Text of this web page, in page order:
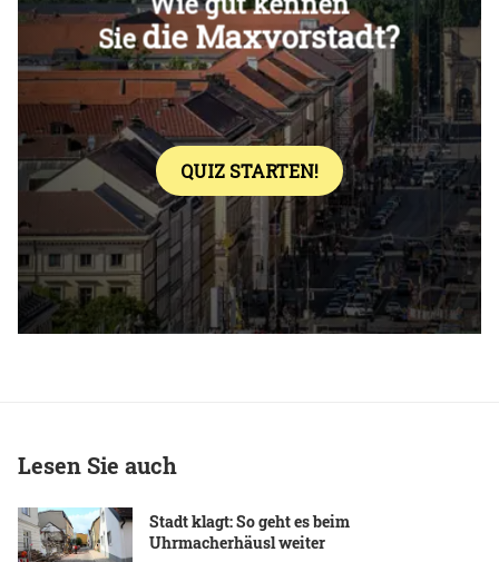
Überspringen
Lesen Sie auch
Stadt klagt: So geht es beim
Uhrmacherhäusl weiter